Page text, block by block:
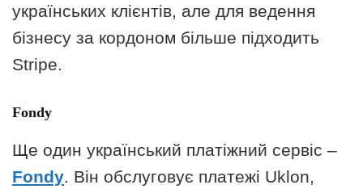
українських клієнтів, але для ведення
бізнесу за кордоном більше підходить
Stripe.
Fondy
Ще один український платіжний сервіс –
Fondy . Він обслуговує платежі Uklon,